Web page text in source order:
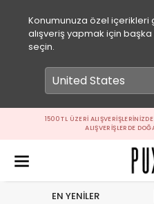
Konumunuza özel içerikleri
alışveriş yapmak için
seçin.
1500 TL ÜZERI
ALIŞVERIŞLERDE
EN YENİLER